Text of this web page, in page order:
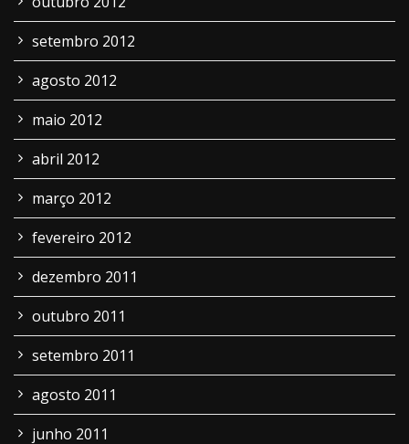
setembro 2012
agosto 2012
maio 2012
abril 2012
março 2012
fevereiro 2012
dezembro 2011
outubro 2011
setembro 2011
agosto 2011
junho 2011